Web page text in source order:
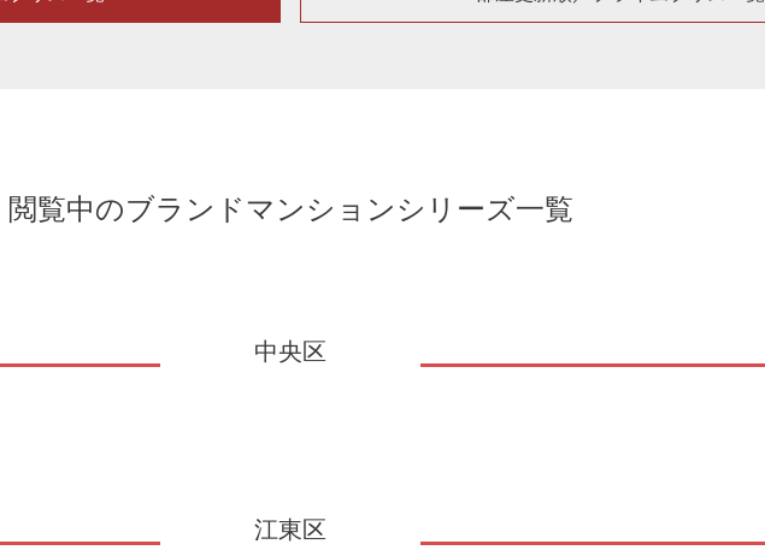
閲覧中のブランドマンションシリーズ一覧
中央区
江東区